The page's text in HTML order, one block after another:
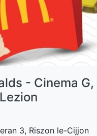
- Cinema G,
3, Riszon le-Cijjon